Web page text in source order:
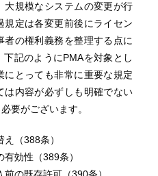
大規模なシステムの変更が行
規定は各変更前後にライセン
者の権利義務を整理する点に
記のようにPMAを対象とし
にとっても非常に重要な規定
は内容が必ずしも明確でない
要がございます。
（388条）
効性（389条）